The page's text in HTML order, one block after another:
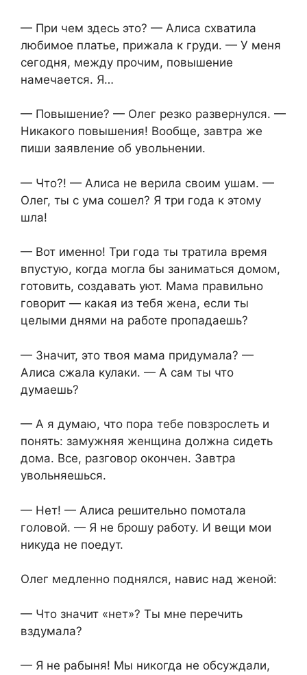
— При чем здесь это? — Алиса схватила
любимое платье, прижала к груди. — У меня
сегодня, между прочим, повышение
намечается. Я…
— Повышение? — Олег резко развернулся. —
Никакого повышения! Вообще, завтра же
пиши заявление об увольнении.
— Что?! — Алиса не верила своим ушам. —
Олег, ты с ума сошел? Я три года к этому
шла!
— Вот именно! Три года ты тратила время
впустую, когда могла бы заниматься домом,
готовить, создавать уют. Мама правильно
говорит — какая из тебя жена, если ты
целыми днями на работе пропадаешь?
— Значит, это твоя мама придумала? —
Алиса сжала кулаки. — А сам ты что
думаешь?
— А я думаю, что пора тебе повзрослеть и
понять: замужняя женщина должна сидеть
дома. Все, разговор окончен. Завтра
увольняешься.
— Нет! — Алиса решительно помотала
головой. — Я не брошу работу. И вещи мои
никуда не поедут.
Олег медленно поднялся, навис над женой:
— Что значит «нет»? Ты мне перечить
вздумала?
— Я не рабыня! Мы никогда не обсуждали,